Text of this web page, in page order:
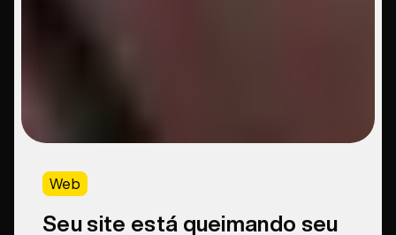
Web
Seu site está queimando seu